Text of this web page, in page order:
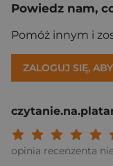
Powiedz nam,
Pomóż innym i
ZALOGUJ SIĘ,
Twoja
Twoja
Twoja ocena:
Twoja ocena:
opinia recenzenta